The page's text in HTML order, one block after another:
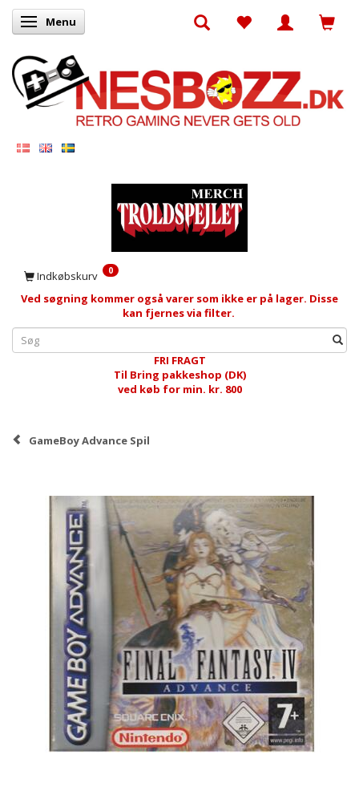
Skifte navigation
Menu
Indkøbskurv 0
Ved søgning kommer også varer som ikke er på lager. Disse
kan fjernes via filter.
FRI FRAGT
Til Bring pakkeshop (DK)
ved køb for min. kr. 800
GameBoy Advance Spil